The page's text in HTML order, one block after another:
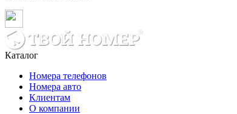
Каталог
Номера телефонов
Номера авто
Клиентам
О компании